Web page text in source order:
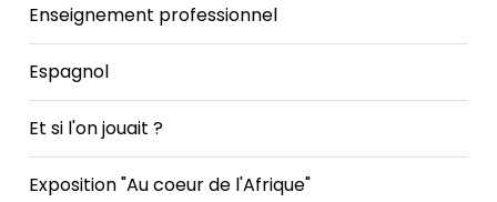
Enseignement professionnel
Espagnol
Et si l'on jouait ?
Exposition "Au coeur de l'Afrique"